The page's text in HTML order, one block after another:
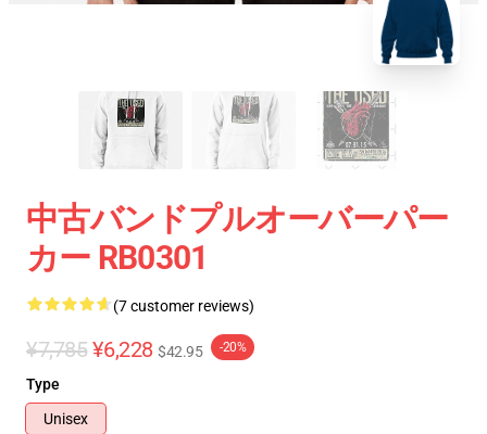
中古バンドプルオーバーパー
カー RB0301
(7 customer reviews)
¥7,785 ¥6,228 $42.95 -20%
Type
Unisex